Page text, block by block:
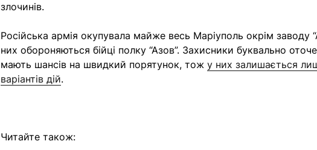
злочинів.
Російська армія окупувала майже весь Маріуполь окрім заводу
них обороняються бійці полку “Азов”. Захисники буквально
мають шансів на швидкий порятунок, тож у них залишається
варіантів дій.
Читайте також: